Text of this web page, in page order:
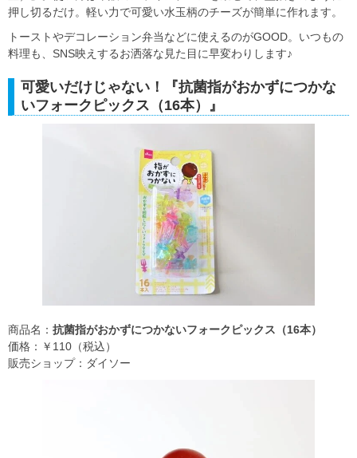
押し切るだけ。軽い力で可愛い水玉柄のチーズが簡単に作れます。
トーストやデコレーション弁当などに使えるのがGOOD。いつもの
料理も、SNS映えするお洒落な見た目に早変わりします♪
可愛いだけじゃない！『抗菌指がおかずにつかな
いフォークピックス（16本）』
商品名： 抗菌指がおかずにつかないフォークピックス（16本）
価格：￥110（税込）
販売ショップ：ダイソー